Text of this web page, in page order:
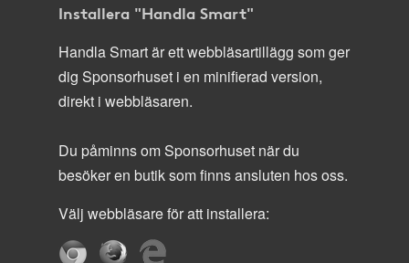
Installera "Handla Smart"
Handla Smart är ett webbläsartillägg som ger
dig Sponsorhuset i en minifierad version,
direkt i webbläsaren.
Du påminns om Sponsorhuset när du
besöker en butik som finns ansluten hos oss.
Välj webbläsare för att installera: